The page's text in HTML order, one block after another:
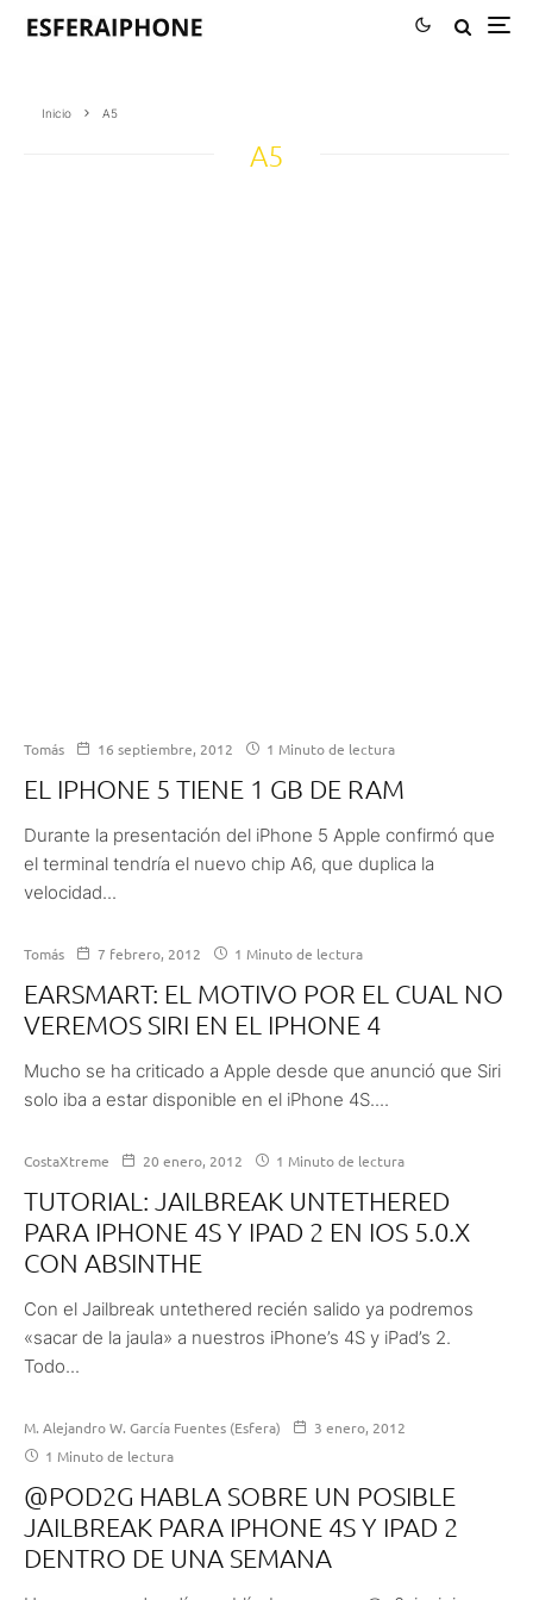
Inicio A5
A5
Tomás 16 septiembre, 2012 1 Minuto de lectura
EL IPHONE 5 TIENE 1 GB DE RAM
Durante la presentación del iPhone 5 Apple confirmó que
el terminal tendría el nuevo chip A6, que duplica la
velocidad...
Tomás 7 febrero, 2012 1 Minuto de lectura
EARSMART: EL MOTIVO POR EL CUAL NO
VEREMOS SIRI EN EL IPHONE 4
Mucho se ha criticado a Apple desde que anunció que Siri
solo iba a estar disponible en el iPhone 4S....
CostaXtreme 20 enero, 2012 1 Minuto de lectura
TUTORIAL: JAILBREAK UNTETHERED
PARA IPHONE 4S Y IPAD 2 EN IOS 5.0.X
CON ABSINTHE
Con el Jailbreak untethered recién salido ya podremos
«sacar de la jaula» a nuestros iPhone’s 4S y iPad’s 2.
Todo...
M. Alejandro W. García Fuentes (Esfera)
3 enero, 2012
1 Minuto de lectura
@POD2G HABLA SOBRE UN POSIBLE
JAILBREAK PARA IPHONE 4S Y IPAD 2
DENTRO DE UNA SEMANA